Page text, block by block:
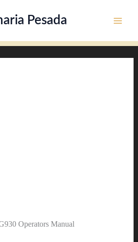
Pesada
Operators Manual